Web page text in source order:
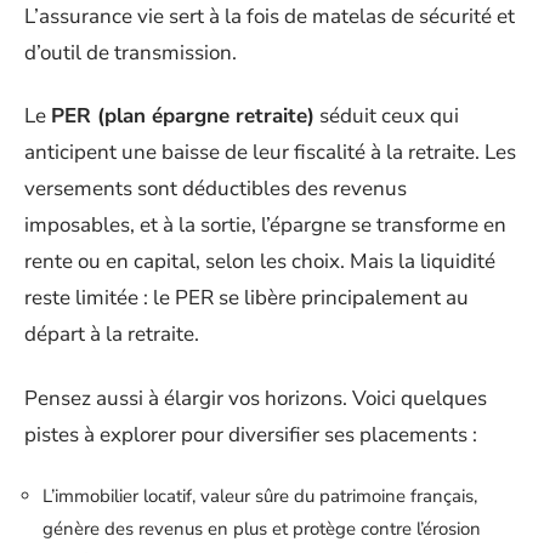
L’assurance vie sert à la fois de matelas de sécurité et
d’outil de transmission.
Le PER (plan épargne retraite) séduit ceux qui
anticipent une baisse de leur fiscalité à la retraite. Les
versements sont déductibles des revenus
imposables, et à la sortie, l’épargne se transforme en
rente ou en capital, selon les choix. Mais la liquidité
reste limitée : le PER se libère principalement au
départ à la retraite.
Pensez aussi à élargir vos horizons. Voici quelques
pistes à explorer pour diversifier ses placements :
L’immobilier locatif, valeur sûre du patrimoine français,
génère des revenus en plus et protège contre l’érosion